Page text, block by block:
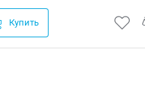
Купить